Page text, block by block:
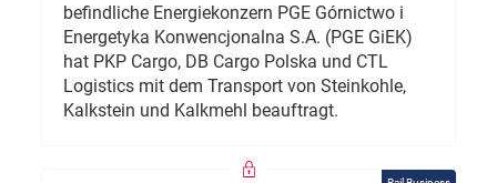
befindliche Energiekonzern PGE Górnictwo i
Energetyka Konwencjonalna S.A. (PGE GiEK)
hat PKP Cargo, DB Cargo Polska und CTL
Logistics mit dem Transport von Steinkohle,
Kalkstein und Kalkmehl beauftragt.